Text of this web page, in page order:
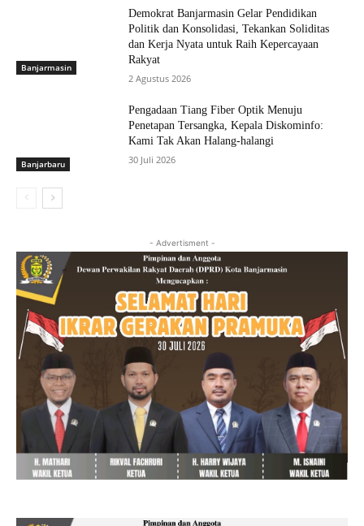
Banjarmasin
Demokrat Banjarmasin Gelar Pendidikan
Politik dan Konsolidasi, Tekankan Soliditas
dan Kerja Nyata untuk Raih Kepercayaan
Rakyat
2 Agustus 2026
Banjarbaru
Pengadaan Tiang Fiber Optik Menuju
Penetapan Tersangka, Kepala Diskominfo:
Kami Tak Akan Halang-halangi
30 Juli 2026
- Advertisment -